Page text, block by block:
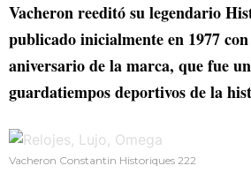
Vacheron reeditó su legendario
publicado inicialmente en 1977
aniversario de la marca, que fue
guardatiempos deportivos de la
Vacheron Constantin Historiques 222